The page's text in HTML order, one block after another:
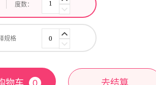
度数：
规格
物车 0 去结算